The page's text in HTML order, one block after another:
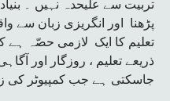
تربیت سے علیحدہ نہیں ۔
پڑھنا اور انگریزی زبان سے
تعلیم کا ایک لازمی حصّہ ہے
ذریعے تعلیم ، روزگار اور
جاسکتی ہے جب کمپیوٹر کی